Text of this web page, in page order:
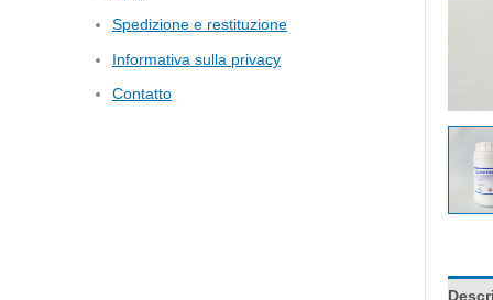
Spedizione e restituzione
Informativa sulla privacy
Contatto